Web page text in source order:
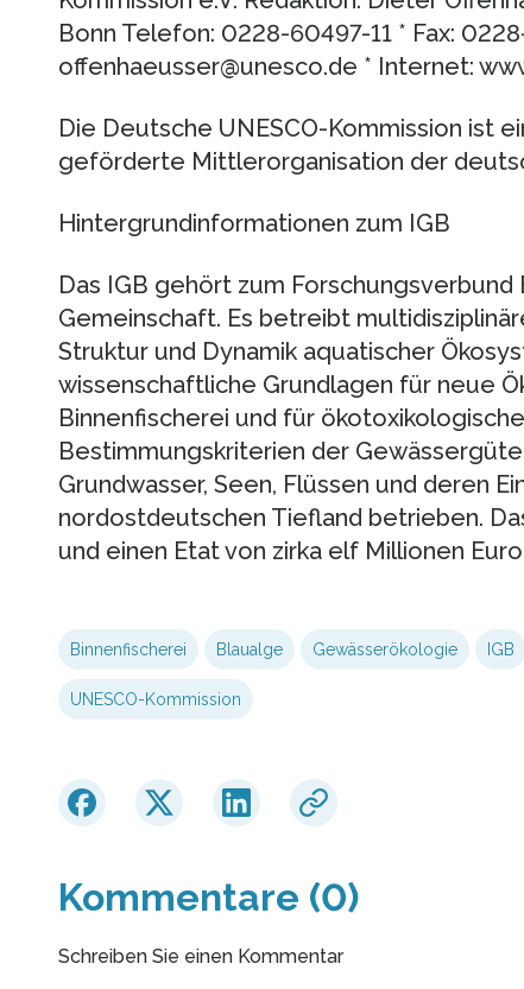
Bonn Telefon: 0228-60497-11 * Fax:
offenhaeusser@unesco.de * Internet:
Die Deutsche UNESCO-Kommission ist
geförderte Mittlerorganisation der
Hintergrundinformationen zum IGB
Das IGB gehört zum
Gemeinschaft. Es betreibt
Struktur und Dynamik aquatischer
wissenschaftliche Grundlagen für neue
Binnenfischerei und für
Bestimmungskriterien der
Grundwasser, Seen, Flüssen und deren
nordostdeutschen Tiefland betrieben.
und einen Etat von zirka elf Millionen
Binnenfischerei Blaualge Gewässerökologie IGB
UNESCO-Kommission
Kommentare (0)
Schreiben Sie einen Kommentar